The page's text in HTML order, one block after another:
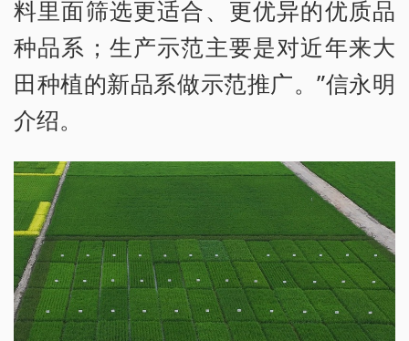
料里面筛选更适合、更优异的优质品
种品系；生产示范主要是对近年来大
田种植的新品系做示范推广。”信永明
介绍。